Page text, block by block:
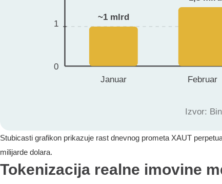
Stubicasti grafikon prikazuje rast dnevnog prometa XAUT
milijarde dolara.
Tokenizacija realne imovine